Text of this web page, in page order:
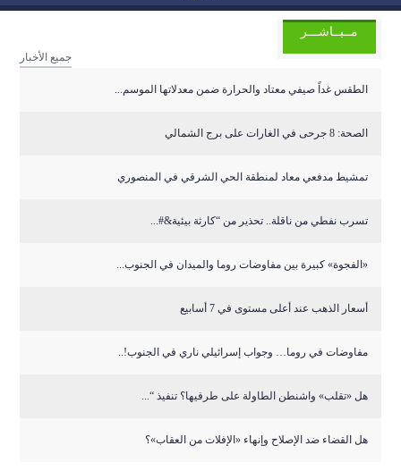
مــبــاشـــر
جميع الأخبار
الطقس غداً صيفي معتاد والحرارة ضمن معدلاتها الموسم...
الصحة: 8 جرحى في الغارات على برج الشمالي
تمشيط مدفعي معاد لمنطقة الحي الشرقي في المنصوري
تسرب نفطي من ناقلة.. تحذير من “كارثة بيئية&#...
«الفجوة» كبيرة بين مفاوضات روما والميدان في الجنوب...
أسعار الذهب عند أعلى مستوى في 7 أسابيع
مفاوضات في روما… وجواب إسرائيلي ناري في الجنوب!..
هل «تقلب» واشنطن الطاولة على طرفيها؟ تنفيذ “...
هل القضاء ضد الإصلاح وإنهاء «الإفلات من العقاب»؟